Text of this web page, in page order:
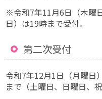
※令和7年11月6日（木曜
日）は19時まで受付。
第二次受付
令和7年12月1日（月曜日
まで（土曜日、日曜日、祝